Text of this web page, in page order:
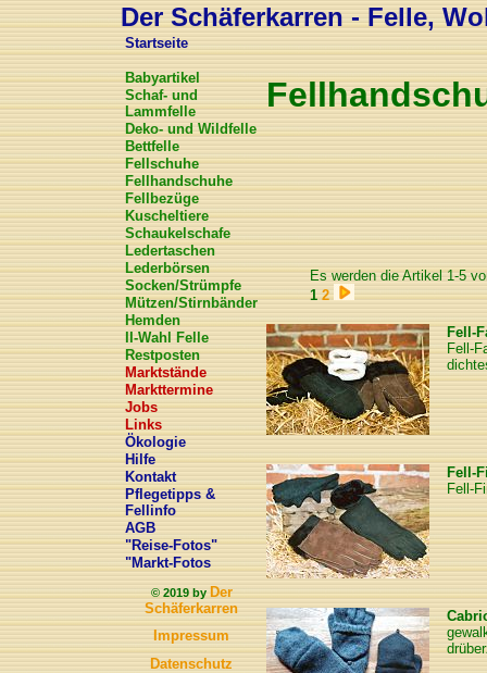
Der Schäferkarren - Felle,
Startseite
Babyartikel
Schaf- und
Lammfelle
Deko- und Wildfelle
Bettfelle
Fellschuhe
Fellhandschuhe
Fellbezüge
Kuscheltiere
Schaukelschafe
Ledertaschen
Lederbörsen
Socken/Strümpfe
Mützen/Stirnbänder
Hemden
II-Wahl Felle
Restposten
Marktstände
Markttermine
Jobs
Links
Ökologie
Hilfe
Kontakt
Pflegetipps &
Fellinfo
AGB
"Reise-Fotos"
"Markt-Fotos
© 2019 byDer
Schäferkarren
Impressum
Datenschutz
Es werden die Artikel 1-5
1 2
Fell-
Fell-
Fell-
Fell-